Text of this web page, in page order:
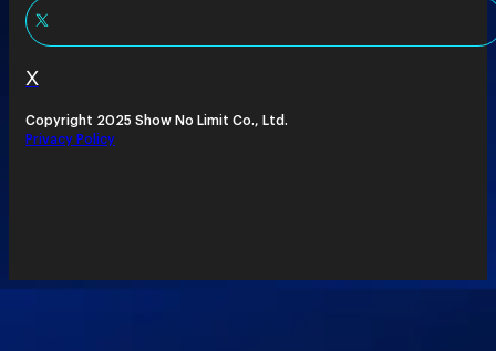
X
Copyright 2025 Show No Limit Co., Ltd.
Privacy Policy